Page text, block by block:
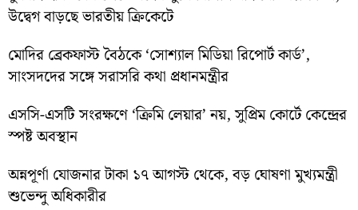
উদ্বেগ বাড়ছে ভারতীয় ক্রিকেটে
মোদির ব্রেকফাস্ট বৈঠকে ‘সোশ্যাল মিডিয়া রিপোর্ট কার্ড’,
সাংসদদের সঙ্গে সরাসরি কথা প্রধানমন্ত্রীর
এসসি-এসটি সংরক্ষণে ‘ক্রিমি লেয়ার’ নয়, সুপ্রিম কোর্টে কেন্দ্রের
স্পষ্ট অবস্থান
অন্নপূর্ণা যোজনার টাকা ১৭ আগস্ট থেকে, বড় ঘোষণা মুখ্যমন্ত্রী
শুভেন্দু অধিকারীর